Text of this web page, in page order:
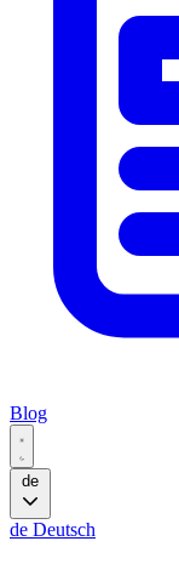
Blog
de
de Deutsch